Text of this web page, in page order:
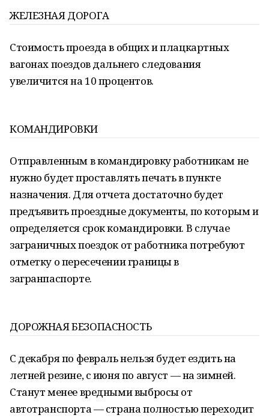
ЖЕЛЕЗНАЯ ДОРОГА
Стоимость проезда в общих и плацкартных
вагонах поездов дальнего следования
увеличится на 10 процентов.
КОМАНДИРОВКИ
Отправленным в командировку работникам не
нужно будет проставлять печать в пункте
назначения. Для отчета достаточно будет
предъявить проездные документы, по которым и
определяется срок командировки. В случае
заграничных поездок от работника потребуют
отметку о пересечении границы в
загранпаспорте.
ДОРОЖНАЯ БЕЗОПАСНОСТЬ
С декабря по февраль нельзя будет ездить на
летней резине, с июня по август — на зимней.
Станут менее вредными выбросы от
автотранспорта — страна полностью переходит